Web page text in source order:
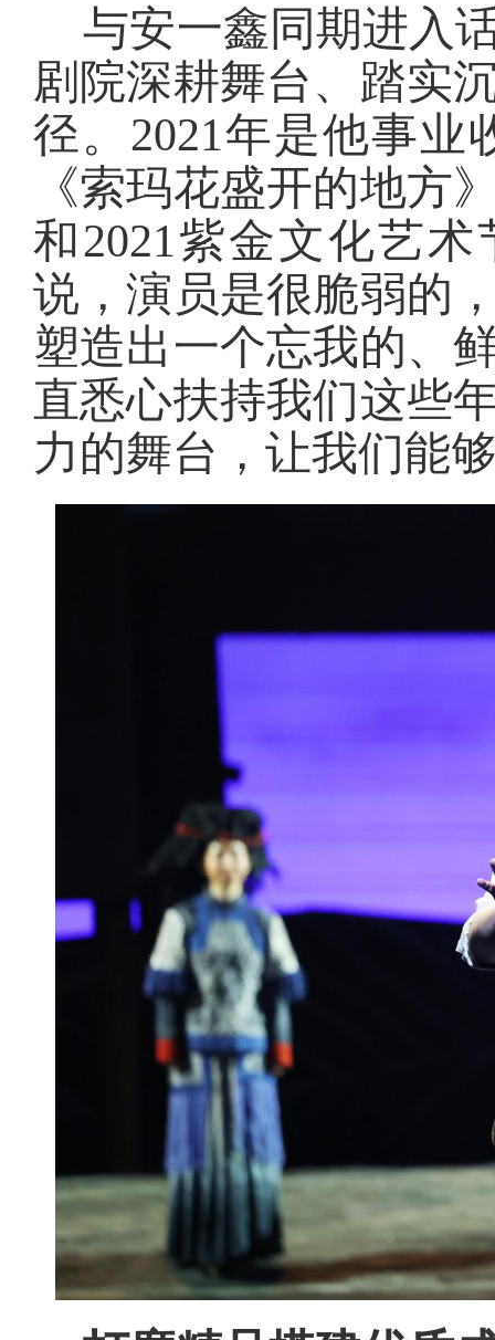
与安一鑫同期进入
剧院深耕舞台、踏实
径。2021年是他事
《索玛花盛开的地方
和2021紫金文化艺
说，演员是很脆弱的
塑造出一个忘我的、
直悉心扶持我们这些
力的舞台，让我们能